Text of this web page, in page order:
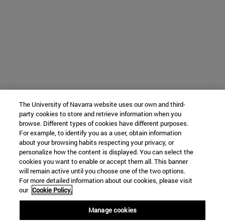
The University of Navarra website uses our own and third-
party cookies to store and retrieve information when you
browse. Different types of cookies have different purposes.
For example, to identify you as a user, obtain information
about your browsing habits respecting your privacy, or
personalize how the content is displayed. You can select the
cookies you want to enable or accept them all. This banner
will remain active until you choose one of the two options.
For more detailed information about our cookies, please visit
our Cookie Policy.
Manage cookies